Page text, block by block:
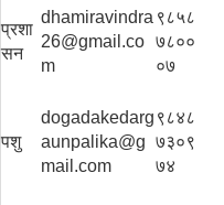
प्रशा
सन
dhamiravindra
26@gmail.co
m
९८५८
७८००
०७
पशु
dogadakedarg
aunpalika@g
mail.com
९८४८
७३०९
७४